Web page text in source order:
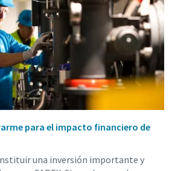
para el impacto financiero de
una inversión importante y